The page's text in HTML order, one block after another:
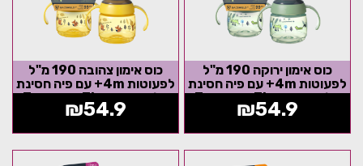
כוס אימון ירוקה 190 מ"ל
לפעוטות 4m+ עם פיה חסינת
דליפות Tommee Tippee
Superstar...
₪54.9
כוס אימון צהובה 190 מ"ל
לפעוטות 4m+ עם פיה חסינת
דליפות Tommee Tippee
Superstar...
₪54.9